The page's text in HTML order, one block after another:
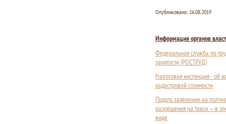
Опубликовано: 26.08.2019
Информация органов
Федеральная служба по
занятости (РОСТРУД)
Налоговая инспекция - об
кадастровой стоимости
Подать заявление на
разрешения на такси — в
виде